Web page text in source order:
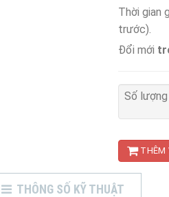
Thời gian
trước).
Đổi mới
Số lượng
THÊM
THÔNG SỐ KỸ THUẬT